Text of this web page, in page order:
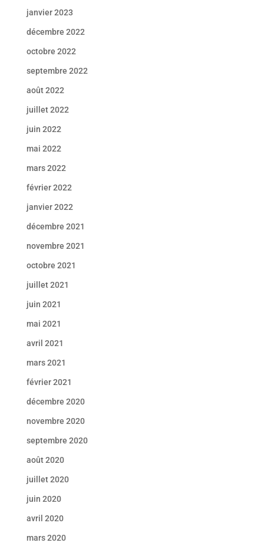
janvier 2023
décembre 2022
octobre 2022
septembre 2022
août 2022
juillet 2022
juin 2022
mai 2022
mars 2022
février 2022
janvier 2022
décembre 2021
novembre 2021
octobre 2021
juillet 2021
juin 2021
mai 2021
avril 2021
mars 2021
février 2021
décembre 2020
novembre 2020
septembre 2020
août 2020
juillet 2020
juin 2020
avril 2020
mars 2020